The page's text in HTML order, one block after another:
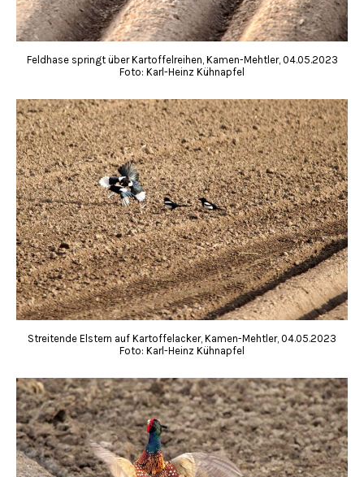
Feldhase springt über Kartoffelreihen, Kamen-Mehtler, 04.05.2023
Foto: Karl-Heinz Kühnapfel
Streitende Elstern auf Kartoffelacker, Kamen-Mehtler, 04.05.2023
Foto: Karl-Heinz Kühnapfel